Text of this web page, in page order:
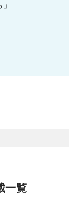
一覧